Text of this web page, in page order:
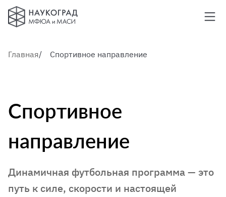
Образовательные курсы
Контакты
Калужский+79163875054
Домодедовский
Главная Спортивное направление
Спортивное
направление
Динамичная футбольная программа — это
путь к силе, скорости и настоящей